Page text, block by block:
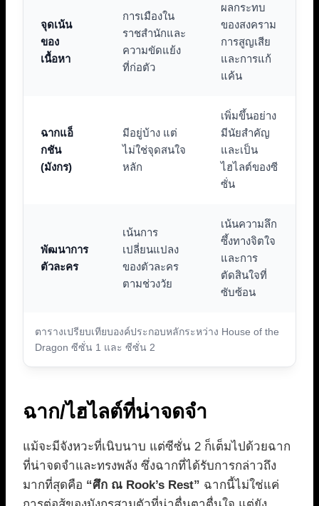
ตารางเปรียบเทียบองค์ประกอบหลักระหว่าง House of the
Dragon ซีซั่น 1 และ ซีซั่น 2
จุดเน้น
ของ
เนื้อหา
การเมืองใน
ราชสำนักและ
ความขัดแย้ง
ที่ก่อตัว
ผลกระทบ
ของสงคราม
การสูญเสีย
และการแก้
แค้น
ฉากแอ็
กชัน
(มังกร)
มีอยู่บ้าง แต่
ไม่ใช่จุดสนใจ
หลัก
เพิ่มขึ้นอย่าง
มีนัยสำคัญ
และเป็น
ไฮไลต์ของซี
ซั่น
พัฒนาการ
ตัวละคร
เน้นการ
เปลี่ยนแปลง
ของตัวละคร
ตามช่วงวัย
เน้นความลึก
ซึ้งทางจิตใจ
และการ
ตัดสินใจที่
ซับซ้อน
ฉาก/ไฮไลต์ที่น่าจดจำ
แม้จะมีจังหวะที่เนิบนาบ แต่ซีซั่น 2 ก็เต็มไปด้วยฉาก
ที่น่าจดจำและทรงพลัง ซึ่งฉากที่ได้รับการกล่าวถึง
มากที่สุดคือ “ศึก ณ Rook’s Rest” ฉากนี้ไม่ใช่แค่